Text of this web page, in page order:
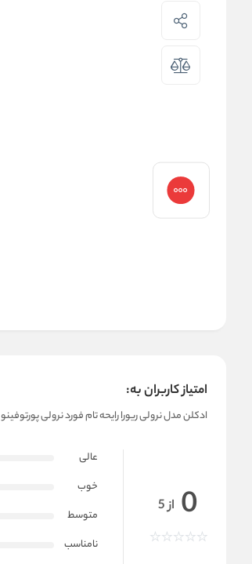
امتیاز کاربران به:
ادکلن مدل نرولی ریورا رایحه تام فورد نرولی پورتوفینو
0 از 5
عالی
خوب
متوسط
نامناسب